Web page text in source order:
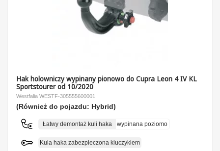
Hak holowniczy wypinany pionowo do Cupra Leon 4 IV KL
Sportstourer od 10/2020
Westfalia WESTF-305555600001
(Również do pojazdu: Hybrid)
Łatwy demontaż kuli haka wypinana poziomo
Kula haka zabezpieczona kluczykiem